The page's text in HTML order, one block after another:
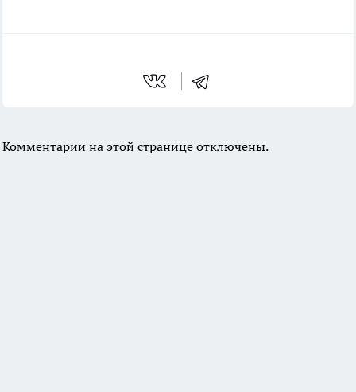
Комментарии на этой странице отключены.